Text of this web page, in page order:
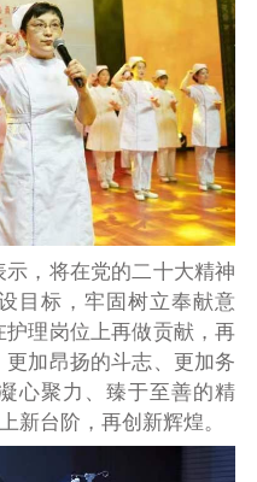
，将在党的二十大精神
目标，牢固树立奉献意
理岗位上再做贡献，再
加昂扬的斗志、更加务
心聚力、臻于至善的精
新台阶，再创新辉煌。